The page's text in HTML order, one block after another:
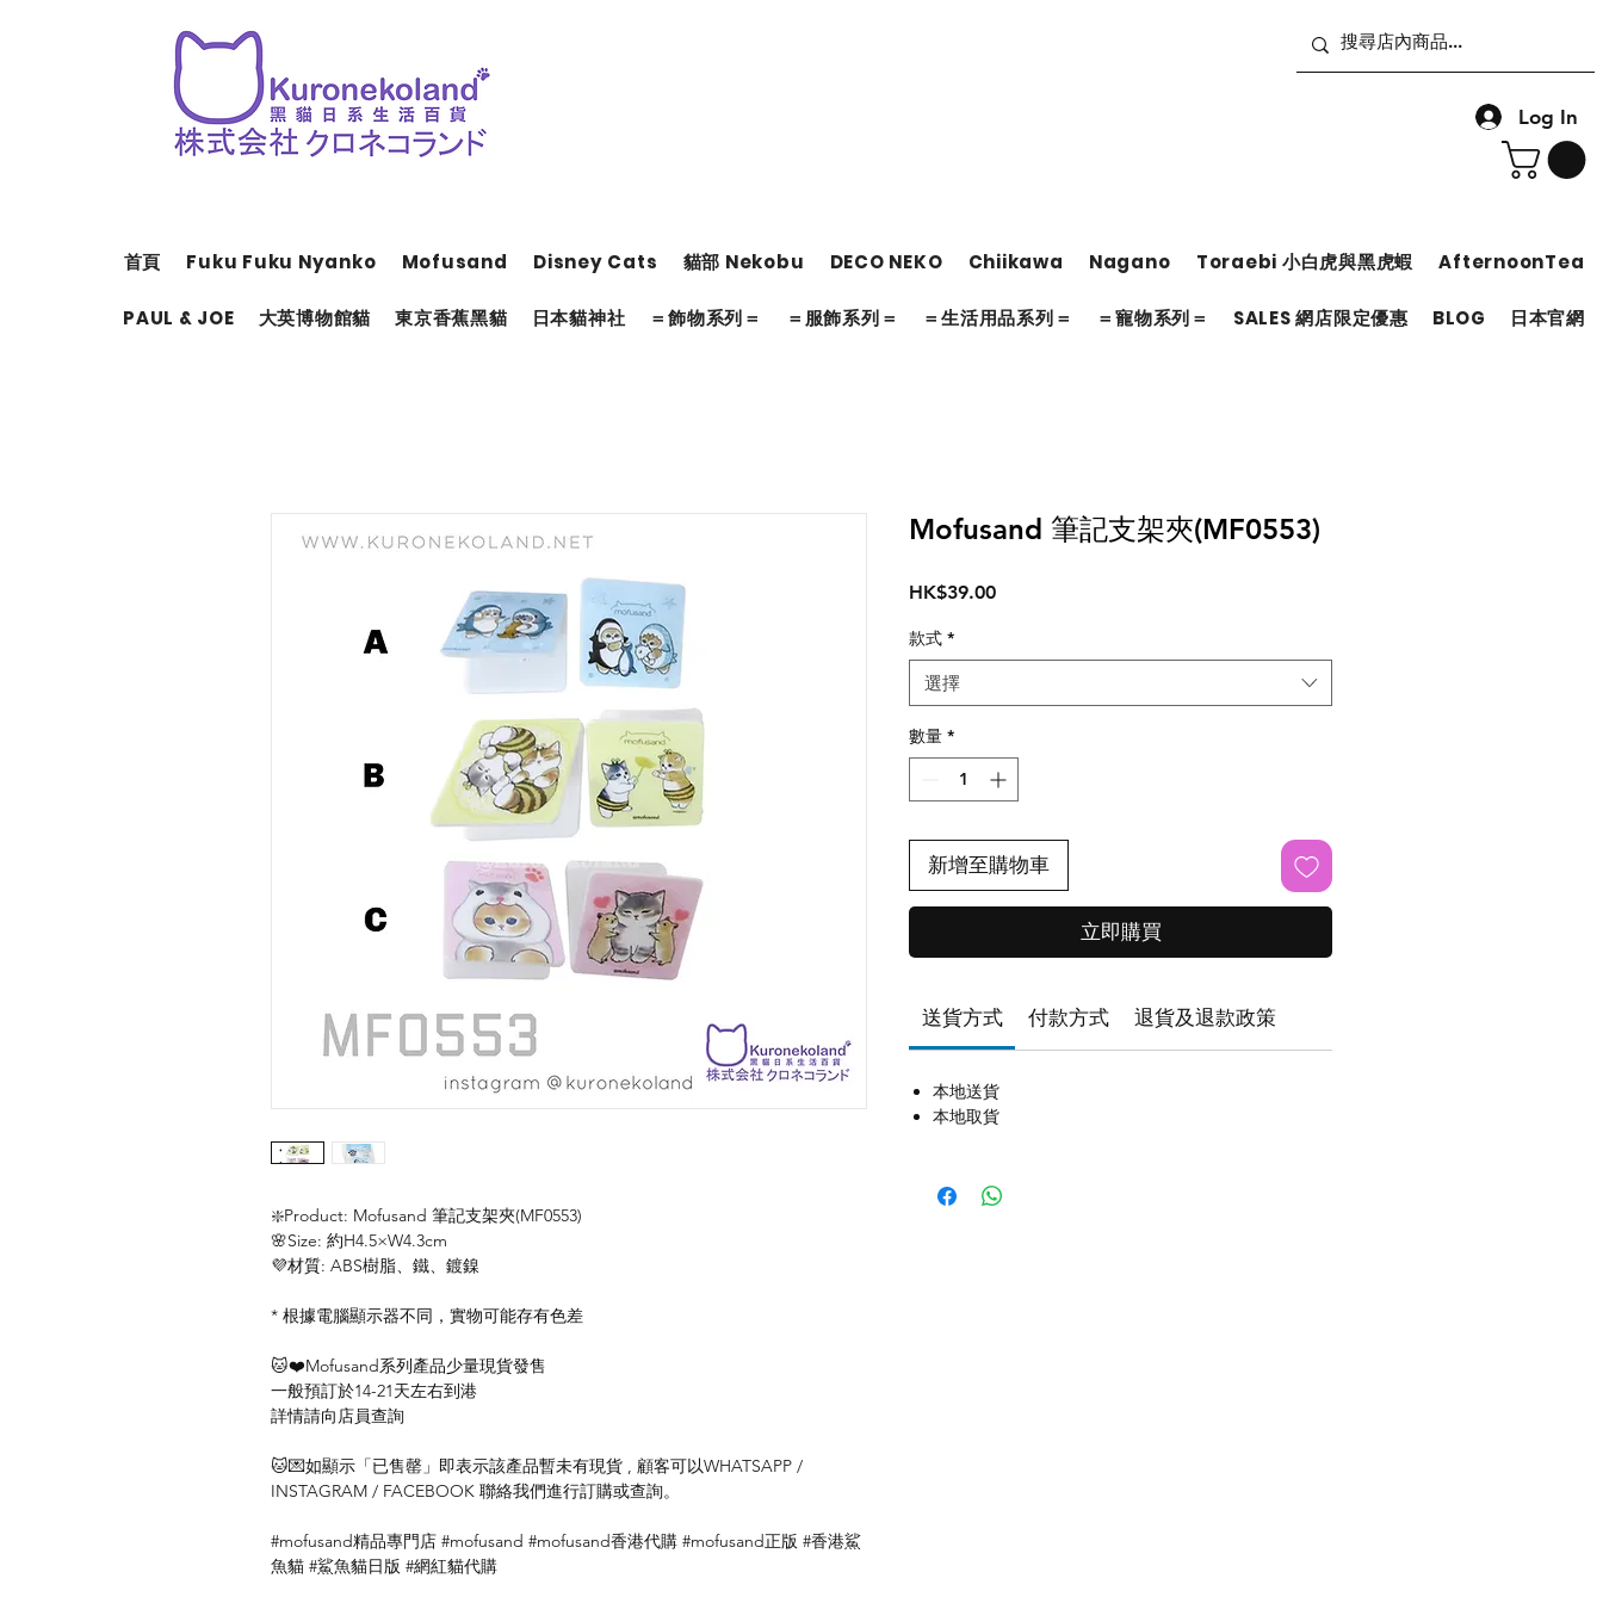
Log In
首頁 Fuku Fuku Nyanko Mofusand Disney Cats 貓部 Nekobu DECO NEKO Chiikawa Nagano Toraebi 小白虎與黑虎蝦 AfternoonTea
PAUL & JOE 大英博物館貓 東京香蕉黑貓 日本貓神社 ＝飾物系列＝ ＝服飾系列＝ ＝生活用品系列＝ ＝寵物系列＝ SALES 網店限定優惠 BLOG 日本官網
❇️Product: Mofusand 筆記支架夾(MF0553)
🌸Size: 約H4.5×W4.3cm
💜材質: ABS樹脂、鐵、鍍鎳
* 根據電腦顯示器不同，實物可能存有色差
🐱❤️Mofusand系列產品少量現貨發售
一般預訂於14-21天左右到港
詳情請向店員查詢
🐱💌如顯示「已售罄」即表示該產品暫未有現貨 , 顧客可以WHATSAPP /
INSTAGRAM / FACEBOOK 聯絡我們進行訂購或查詢。
#mofusand精品專門店 #mofusand #mofusand香港代購 #mofusand正版 #香港鯊
魚貓 #鯊魚貓日版 #網紅貓代購
Mofusand 筆記支架夾(MF0553)
HK$39.00價
款式 *
選擇
數量 *
新增至購物車
立即購買
送貨方式 付款方式 退貨及退款政策
本地送貨
本地取貨